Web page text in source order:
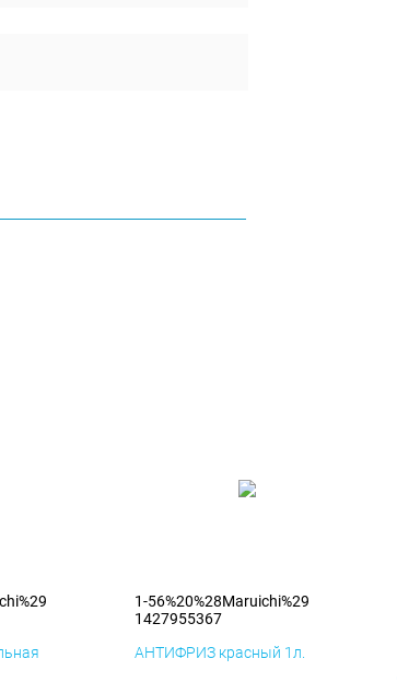
1-56%20%28Maruichi%29
1427955367
АНТИФРИЗ красный 1л.